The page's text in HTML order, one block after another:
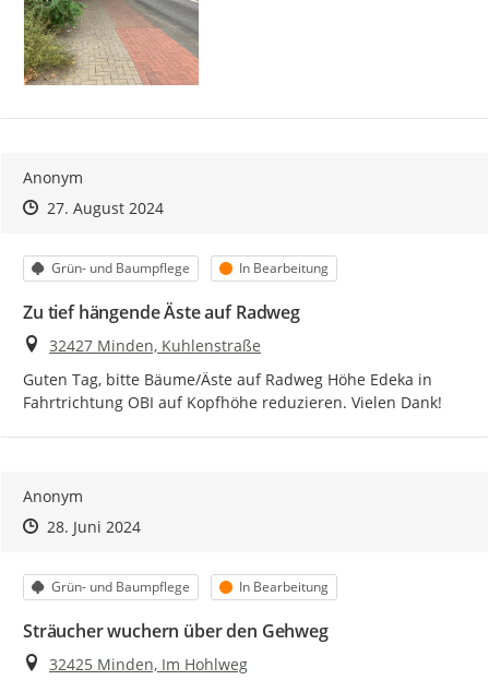
Anonym
Zeitpunkt des Erstellens
Zeitpunkt des Erstellens
27. August 2024Zur Äußerung
Kategorie
Grün- und Baumpflege Status
In Bearbeitung
Zu tief hängende Äste auf Radweg
Ort
32427 Minden, Kuhlenstraße
Guten Tag, bitte Bäume/Äste auf Radweg Höhe Edeka in
Fahrtrichtung OBI auf Kopfhöhe reduzieren. Vielen Dank!
Anonym
Zeitpunkt des Erstellens
Zeitpunkt des Erstellens
28. Juni 2024Zur Äußerung
Kategorie
Grün- und Baumpflege Status
In Bearbeitung
Sträucher wuchern über den Gehweg
Ort
32425 Minden, Im Hohlweg